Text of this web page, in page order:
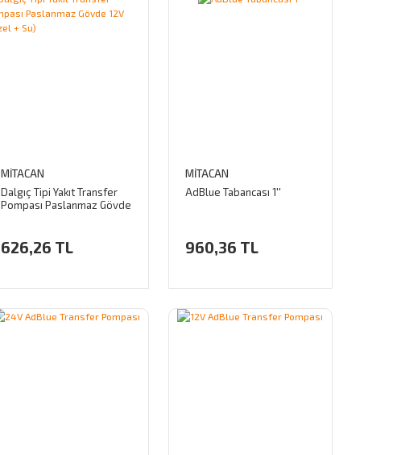
MİTACAN
Dalgıç Tipi Yakıt Transfer
Pompası Paslanmaz Gövde
626,26 TL
MİTACAN
AdBlue Tabancası 1''
960,36 TL